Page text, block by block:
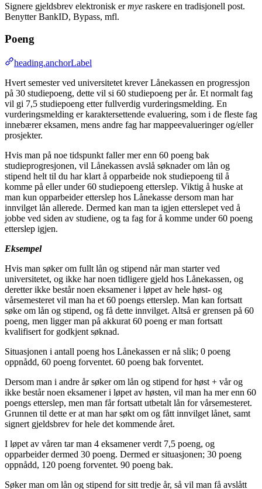
Signere gjeldsbrev elektronisk ermye raskere en tradisjonell post.
Benytter BankID, Bypass, mfl.
Poeng
heading.anchorLabel
Hvert semester ved universitetet krever Lånekassen en progressjon
på 30 studiepoeng, dette vil si 60 studiepoeng per år. Et normalt fag
vil gi 7,5 studiepoeng etter fullverdig vurderingsmelding. En
vurderingsmelding er karaktersettende evaluering, som i de fleste fag
innebærer eksamen, mens andre fag har mappeevalueringer og/eller
prosjekter.
Hvis man på noe tidspunkt faller mer enn 60 poeng bak
studieprogresjonen, vil Lånekassen avslå søknader om lån og
stipend helt til du har klart å opparbeide nok studiepoeng til å
komme på eller under 60 studiepoeng etterslep. Viktig å huske at
man kun opparbeider etterslep hos Lånekasse dersom man har
innvilget lån allerede. Dermed kan man ta igjen etterslepet ved å
jobbe ved siden av studiene, og ta fag for å komme under 60 poeng
etterslep igjen.
Eksempel
Hvis man søker om fullt lån og stipend når man starter ved
universitetet, og ikke har noen tidligere gjeld hos Lånekassen, og
deretter ikke består noen eksamener i løpet av hele høst- og
vårsemesteret vil man ha et 60 poengs etterslep. Man kan fortsatt
søke om lån og stipend, og få dette innvilget. Altså er grensen på 60
poeng, men ligger man på akkurat 60 poeng er man fortsatt
kvalifisert for godkjent søknad.
Situasjonen i antall poeng hos Lånekassen er nå slik; 0 poeng
oppnådd, 60 poeng forventet. 60 poeng bak forventet.
Dersom man i andre år søker om lån og stipend for høst + vår og
ikke består noen eksamener i løpet av høsten, vil man ha mer enn 60
poengs etterslep, men man får fortsatt utbetalt lån for vårsemesteret.
Grunnen til dette er at man har søkt om og fått innvilget lånet, samt
signert gjeldsbrev for hele det kommende året.
I løpet av våren tar man 4 eksamener verdt 7,5 poeng, og
opparbeider dermed 30 poeng. Dermed er situasjonen; 30 poeng
oppnådd, 120 poeng forventet. 90 poeng bak.
Søker man om lån og stipend for sitt tredje år, så vil man få avslått